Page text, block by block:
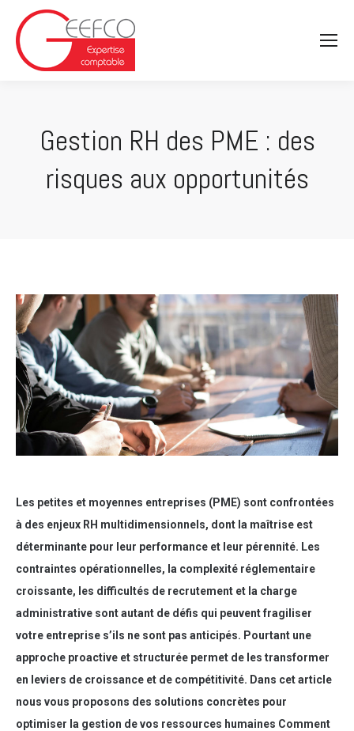
Gestion RH des PME : des
risques aux opportunités
Les petites et moyennes entreprises (PME) sont confrontées
à des enjeux RH multidimensionnels, dont la maîtrise est
déterminante pour leur performance et leur pérennité. Les
contraintes opérationnelles, la complexité réglementaire
croissante, les difficultés de recrutement et la charge
administrative sont autant de défis qui peuvent fragiliser
votre entreprise s’ils ne sont pas anticipés. Pourtant une
approche proactive et structurée permet de les transformer
en leviers de croissance et de compétitivité. Dans cet article
nous vous proposons des solutions concrètes pour
optimiser la gestion de vos ressources humaines Comment